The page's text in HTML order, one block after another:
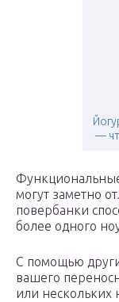
—
могут заметно
повербанки
более одного
С помощью
вашего
или нескольких